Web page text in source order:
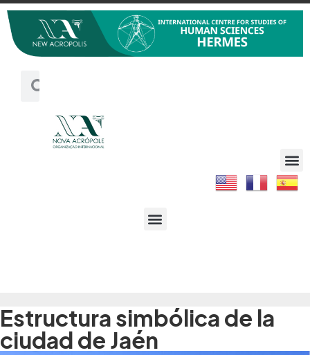
Estructura simbólica de la
ciudad de Jaén